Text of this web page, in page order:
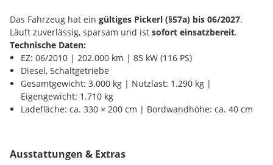
Das Fahrzeug hat ein gültiges Pickerl (§57a) bis 06/2027.
Läuft zuverlässig, sparsam und ist sofort einsatzbereit.
Technische Daten:
EZ: 06/2010 | 202.000 km | 85 kW (116 PS)
Diesel, Schaltgetriebe
Gesamtgewicht: 3.000 kg | Nutzlast: 1.290 kg |
Eigengewicht: 1.710 kg
Ladefläche: ca. 330 × 200 cm | Bordwandhöhe: ca. 40 cm
Servolenkung, Zentralverriegelung
Ausstattungen & Extras